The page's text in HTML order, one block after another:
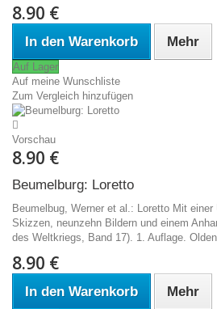
8.90 €
In den Warenkorb Mehr
Auf Lager
Auf meine Wunschliste
Zum Vergleich hinzufügen
Vorschau
8.90 €
Beumelburg: Loretto
Beumelbug, Werner et al.: Loretto Mit
Skizzen, neunzehn Bildern und einem
des Weltkriegs, Band 17). 1. Auflage.
8.90 €
In den Warenkorb Mehr